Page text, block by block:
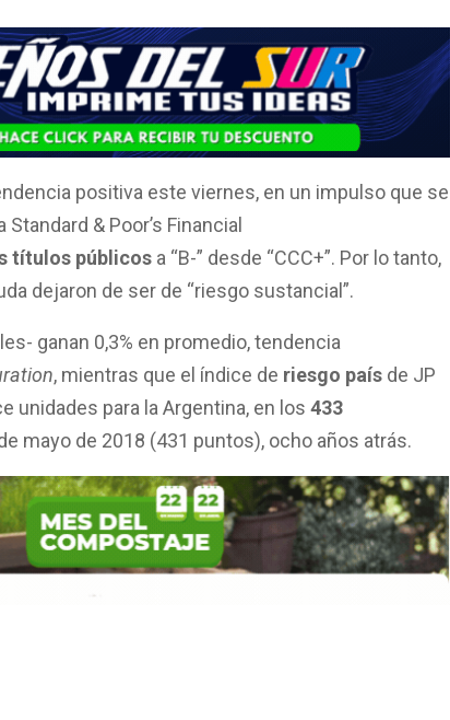
positiva este viernes, en un impulso que se
& Poor’s Financial
títulos públicos a “B-” desde “CCC+”. Por lo tanto,
dejaron de ser de “riesgo sustancial”.
ganan 0,3% en promedio, tendencia
, mientras que el índice de riesgo país de JP
unidades para la Argentina, en los 433
mayo de 2018 (431 puntos), ocho años atrás.